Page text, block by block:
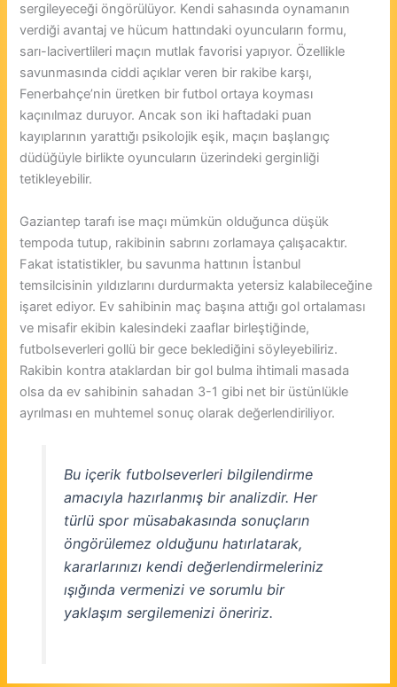
sergileyeceği öngörülüyor. Kendi sahasında oynamanın
verdiği avantaj ve hücum hattındaki oyuncuların formu,
sarı-lacivertlileri maçın mutlak favorisi yapıyor. Özellikle
savunmasında ciddi açıklar veren bir rakibe karşı,
Fenerbahçe’nin üretken bir futbol ortaya koyması
kaçınılmaz duruyor. Ancak son iki haftadaki puan
kayıplarının yarattığı psikolojik eşik, maçın başlangıç
düdüğüyle birlikte oyuncuların üzerindeki gerginliği
tetikleyebilir.
Gaziantep tarafı ise maçı mümkün olduğunca düşük
tempoda tutup, rakibinin sabrını zorlamaya çalışacaktır.
Fakat istatistikler, bu savunma hattının İstanbul
temsilcisinin yıldızlarını durdurmakta yetersiz kalabileceğine
işaret ediyor. Ev sahibinin maç başına attığı gol ortalaması
ve misafir ekibin kalesindeki zaaflar birleştiğinde,
futbolseverleri gollü bir gece beklediğini söyleyebiliriz.
Rakibin kontra ataklardan bir gol bulma ihtimali masada
olsa da ev sahibinin sahadan 3-1 gibi net bir üstünlükle
ayrılması en muhtemel sonuç olarak değerlendiriliyor.
Bu içerik futbolseverleri bilgilendirme
amacıyla hazırlanmış bir analizdir. Her
türlü spor müsabakasında sonuçların
öngörülemez olduğunu hatırlatarak,
kararlarınızı kendi değerlendirmeleriniz
ışığında vermenizi ve sorumlu bir
yaklaşım sergilemenizi öneririz.